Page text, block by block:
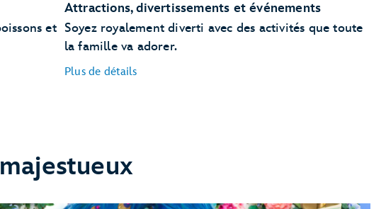
et
Attractions, divertissements et événements
Soyez royalement diverti avec des activités que toute
la famille va adorer.
Plus de détails
Cinderella Castle